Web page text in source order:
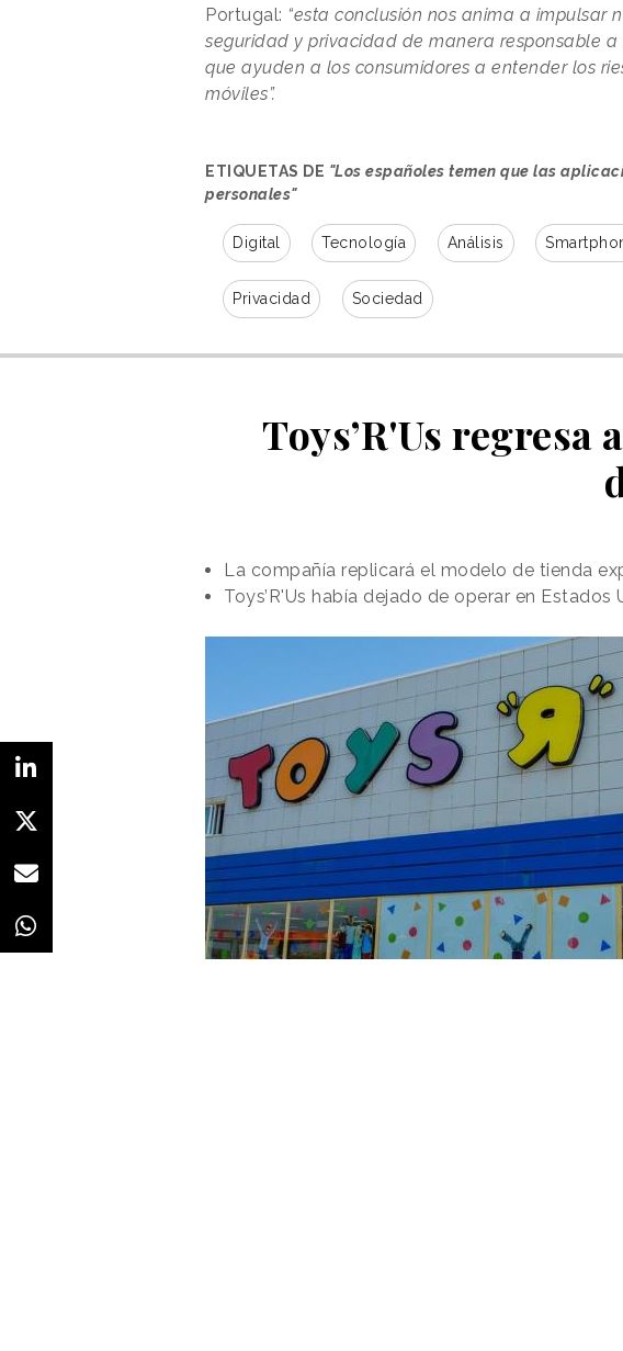
Portugal: “esta conclusión nos anima a impulsar
seguridad y privacidad de manera responsable
que ayuden a los consumidores a entender los
móviles”.
ETIQUETAS DE "Los españoles temen que las
personales"
Digital Tecnología Análisis
Privacidad Sociedad
Toys’R'Us
La compañía replicará el modelo de tienda
Toys’R'Us había dejado de operar en Estados